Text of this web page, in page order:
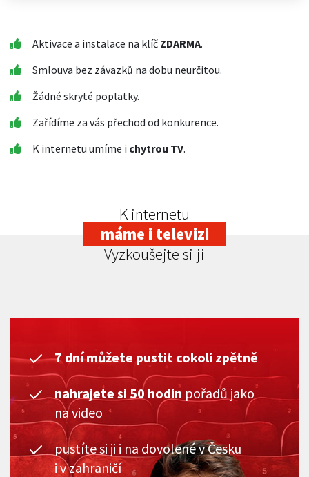
Aktivace a instalace na klíč ZDARMA.
Smlouva bez závazků na dobu neurčitou.
Žádné skryté poplatky.
Zařídíme za vás přechod od konkurence.
K internetu umíme i chytrou TV.
K internetu
máme i televizi
Vyzkoušejte si ji
7 dní můžete pustit cokoli zpětně
nahrajete si 50 hodin pořadů jako
na video
pustíte si ji i na dovolené v Česku
i v zahraničí